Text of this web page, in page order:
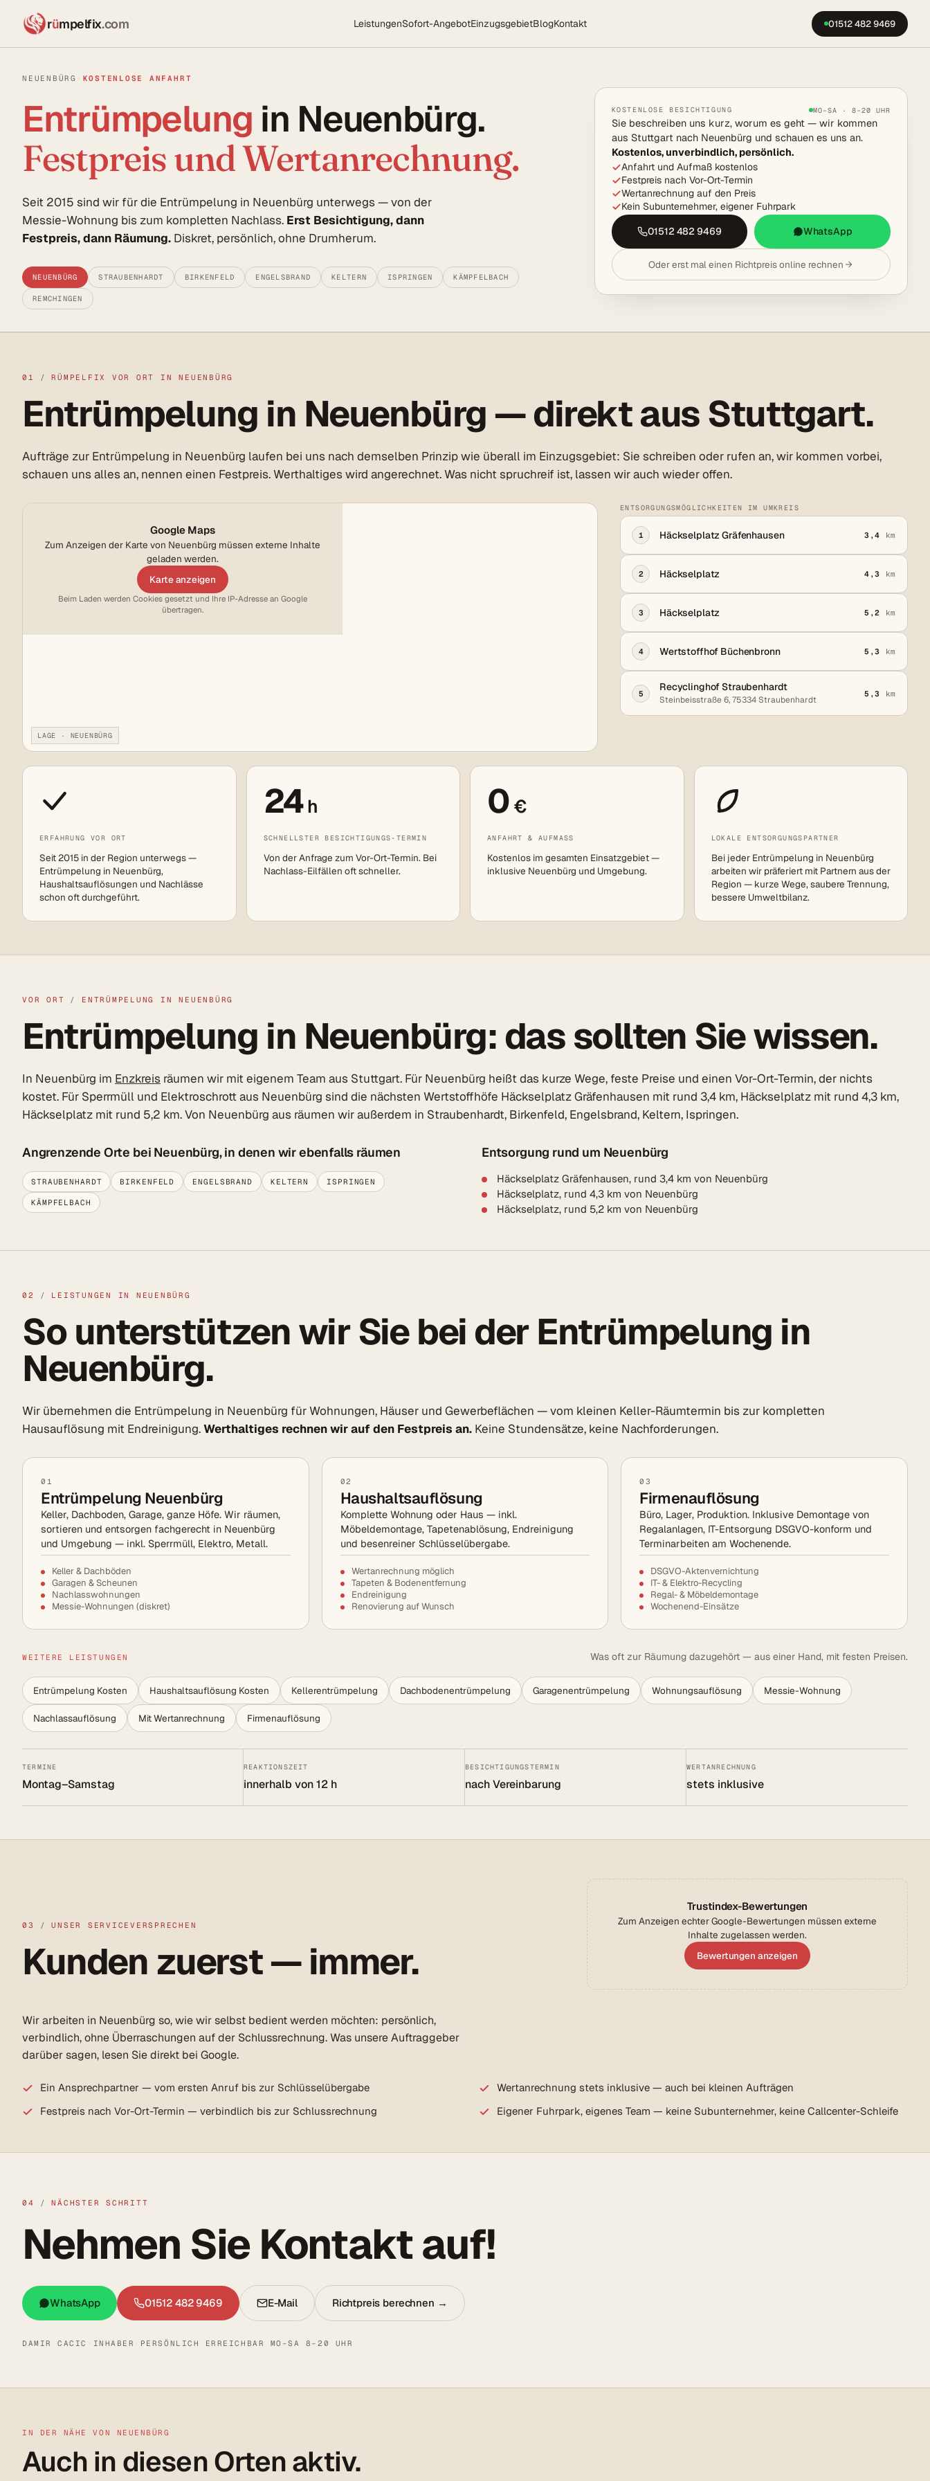
rümpelfix.com LeistungenSofort-AngebotEinzugsgebietBlogKontakt 01512 482 9469
NEUENBÜRG · KOSTENLOSE ANFAHRT
Entrümpelung in Neuenbürg.
Festpreis und Wertanrechnung.
Seit 2015 sind wir für die Entrümpelung in Neuenbürg unterwegs — von der
Messie-Wohnung bis zum kompletten Nachlass. Erst Besichtigung, dann
Festpreis, dann Räumung. Diskret, persönlich, ohne Drumherum.
NEUENBÜRG STRAUBENHARDT BIRKENFELD ENGELSBRAND KELTERN ISPRINGEN KÄMPFELBACH
REMCHINGEN
KOSTENLOSE BESICHTIGUNG MO–SA · 8–20 UHR
Sie beschreiben uns kurz, worum es geht — wir kommen
aus Stuttgart nach Neuenbürg und schauen es uns an.
Kostenlos, unverbindlich, persönlich.
Anfahrt und Aufmaß kostenlos
Festpreis nach Vor-Ort-Termin
Wertanrechnung auf den Preis
Kein Subunternehmer, eigener Fuhrpark
01512 482 9469
WhatsApp
Oder erst mal einen Richtpreis online rechnen
01 / RÜMPELFIX VOR ORT IN NEUENBÜRG
Entrümpelung in Neuenbürg — direkt aus Stuttgart.
Aufträge zur Entrümpelung in Neuenbürg laufen bei uns nach demselben Prinzip wie überall im Einzugsgebiet: Sie schreiben oder rufen an, wir kommen vorbei,
schauen uns alles an, nennen einen Festpreis. Werthaltiges wird angerechnet. Was nicht spruchreif ist, lassen wir auch wieder offen.
Google Maps
Zum Anzeigen der Karte von Neuenbürg müssen externe Inhalte
geladen werden.
Karte anzeigen
Beim Laden werden Cookies gesetzt und Ihre IP-Adresse an Google
übertragen.
LAGE · NEUENBÜRG
ENTSORGUNGSMÖGLICHKEITEN IM UMKREIS
1 Häckselplatz Gräfenhausen 3,4 km
2 Häckselplatz 4,3 km
3 Häckselplatz 5,2 km
4 Wertstoffhof Büchenbronn 5,3 km
5
Recyclinghof Straubenhardt
Steinbeisstraße 6, 75334 Straubenhardt
5,3 km
ERFAHRUNG VOR ORT
Seit 2015 in der Region unterwegs —
Entrümpelung in Neuenbürg,
Haushaltsauflösungen und Nachlässe
schon oft durchgeführt.
24h
SCHNELLSTER BESICHTIGUNGS-TERMIN
Von der Anfrage zum Vor-Ort-Termin. Bei
Nachlass-Eilfällen oft schneller.
0 €
ANFAHRT & AUFMASS
Kostenlos im gesamten Einsatzgebiet —
inklusive Neuenbürg und Umgebung.
LOKALE ENTSORGUNGSPARTNER
Bei jeder Entrümpelung in Neuenbürg
arbeiten wir präferiert mit Partnern aus der
Region — kurze Wege, saubere Trennung,
bessere Umweltbilanz.
VOR ORT / ENTRÜMPELUNG IN NEUENBÜRG
Entrümpelung in Neuenbürg: das sollten Sie wissen.
In Neuenbürg im Enzkreis räumen wir mit eigenem Team aus Stuttgart. Für Neuenbürg heißt das kurze Wege, feste Preise und einen Vor-Ort-Termin, der nichts
kostet. Für Sperrmüll und Elektroschrott aus Neuenbürg sind die nächsten Wertstoffhöfe Häckselplatz Gräfenhausen mit rund 3,4 km, Häckselplatz mit rund 4,3 km,
Häckselplatz mit rund 5,2 km. Von Neuenbürg aus räumen wir außerdem in Straubenhardt, Birkenfeld, Engelsbrand, Keltern, Ispringen.
Angrenzende Orte bei Neuenbürg, in denen wir ebenfalls räumen
STRAUBENHARDT BIRKENFELD ENGELSBRAND KELTERN ISPRINGEN
KÄMPFELBACH
Entsorgung rund um Neuenbürg
Häckselplatz Gräfenhausen, rund 3,4 km von Neuenbürg
Häckselplatz, rund 4,3 km von Neuenbürg
Häckselplatz, rund 5,2 km von Neuenbürg
02 / LEISTUNGEN IN NEUENBÜRG
So unterstützen wir Sie bei der Entrümpelung in
Neuenbürg.
Wir übernehmen die Entrümpelung in Neuenbürg für Wohnungen, Häuser und Gewerbeflächen — vom kleinen Keller-Räumtermin bis zur kompletten
Hausauflösung mit Endreinigung.Werthaltiges rechnen wir auf den Festpreis an. Keine Stundensätze, keine Nachforderungen.
01
Entrümpelung Neuenbürg
Keller, Dachboden, Garage, ganze Höfe. Wir räumen,
sortieren und entsorgen fachgerecht in Neuenbürg
und Umgebung — inkl. Sperrmüll, Elektro, Metall.
Keller & Dachböden
Garagen & Scheunen
Nachlasswohnungen
Messie-Wohnungen (diskret)
02
Haushaltsauflösung
Komplette Wohnung oder Haus — inkl.
Möbeldemontage, Tapetenablösung, Endreinigung
und besenreiner Schlüsselübergabe.
Wertanrechnung möglich
Tapeten & Bodenentfernung
Endreinigung
Renovierung auf Wunsch
03
Firmenauflösung
Büro, Lager, Produktion. Inklusive Demontage von
Regalanlagen, IT-Entsorgung DSGVO-konform und
Terminarbeiten am Wochenende.
DSGVO-Aktenvernichtung
IT- & Elektro-Recycling
Regal- & Möbeldemontage
Wochenend-Einsätze
WEITERE LEISTUNGEN Was oft zur Räumung dazugehört — aus einer Hand, mit festen Preisen.
Entrümpelung Kosten Haushaltsauflösung Kosten Kellerentrümpelung Dachbodenentrümpelung Garagenentrümpelung Wohnungsauflösung Messie-Wohnung
Nachlassauflösung Mit Wertanrechnung Firmenauflösung
TERMINE
Montag–Samstag
REAKTIONSZEIT
innerhalb von 12 h
BESICHTIGUNGSTERMIN
nach Vereinbarung
WERTANRECHNUNG
stets inklusive
03 / UNSER SERVICEVERSPRECHEN
Kunden zuerst — immer.
Trustindex-Bewertungen
Zum Anzeigen echter Google-Bewertungen müssen externe
Inhalte zugelassen werden.
Bewertungen anzeigen
Wir arbeiten in Neuenbürg so, wie wir selbst bedient werden möchten: persönlich,
verbindlich, ohne Überraschungen auf der Schlussrechnung. Was unsere Auftraggeber
darüber sagen, lesen Sie direkt bei Google.
Ein Ansprechpartner — vom ersten Anruf bis zur Schlüsselübergabe
Wertanrechnung stets inklusive — auch bei kleinen Aufträgen
Festpreis nach Vor-Ort-Termin — verbindlich bis zur Schlussrechnung
Eigener Fuhrpark, eigenes Team — keine Subunternehmer, keine Callcenter-Schleife
04 / NÄCHSTER SCHRITT
Nehmen Sie Kontakt auf!
WhatsApp 01512 482 9469 E-Mail Richtpreis berechnen →
DAMIR CACIC · INHABER · PERSÖNLICH ERREICHBAR MO–SA 8–20 UHR
IN DER NÄHE VON NEUENBÜRG
Auch in diesen Orten aktiv.